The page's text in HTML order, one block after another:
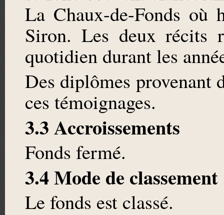
La Chaux-de-Fonds
Siron. Les deux récits
quotidien durant les
Des diplômes provenant
ces témoignages.
3.3 Accroissements
Fonds fermé.
3.4 Mode de classement
Le fonds est classé.